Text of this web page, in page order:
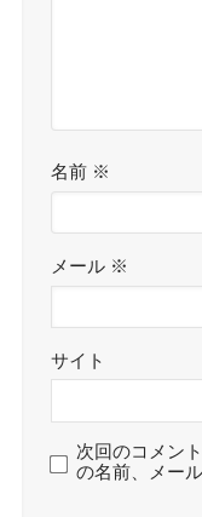
名前 ※
メール ※
サイト
次回のコメン
の名前、メー